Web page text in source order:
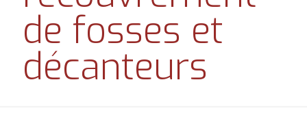
de fosses et
décanteurs